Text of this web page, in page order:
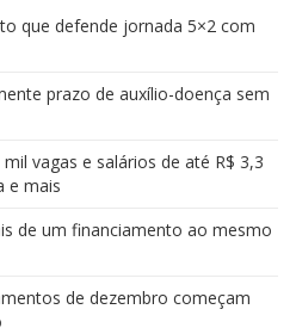
que defende jornada 5×2 com
prazo de auxílio-doença sem
vagas e salários de até R$ 3,3
e mais
de um financiamento ao mesmo
de dezembro começam